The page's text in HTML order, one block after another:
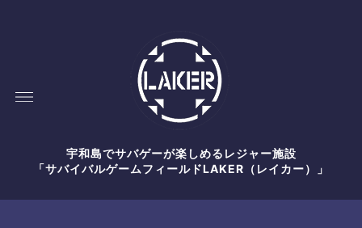
宇和島でサバゲーが楽しめるレジャー施設
「サバイバルゲームフィールドLAKER（レイカー）」